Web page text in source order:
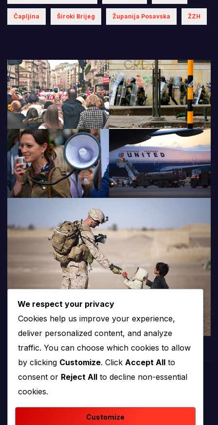
Čapljina Široki Brijeg Županija Posavska ŽZH
produkcija i emitiranje tv programa
We respect your privacy
Cookies help us improve your experience,
deliver personalized content, and analyze
traffic. You can choose which cookies to allow
by clicking Customize. Click Accept All to
consent or Reject All to decline non-essential
cookies.
Customize